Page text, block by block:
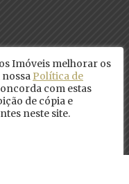
Imóveis melhorar os
Política de
com estas
de cópia e
neste site.